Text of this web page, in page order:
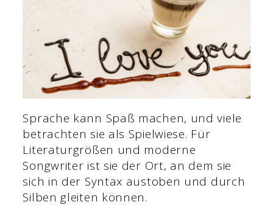
Sprache kann Spaß machen, und viele
betrachten sie als Spielwiese. Für
Literaturgrößen und moderne
Songwriter ist sie der Ort, an dem sie
sich in der Syntax austoben und durch
Silben gleiten können.